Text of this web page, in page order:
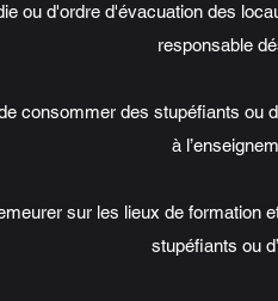
ou d'ordre d'évacuation des
responsable
consommer des stupéfiants
à
sur les lieux de formation
stupéfiants ou